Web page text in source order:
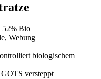
52% Bio
Webung
biologischem
versteppt